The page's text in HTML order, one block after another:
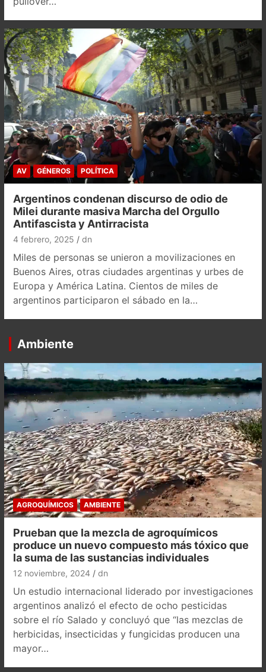
AV GÉNEROS POLÍTICA
Argentinos condenan discurso de odio de
Milei durante masiva Marcha del Orgullo
Antifascista y Antirracista
4 febrero, 2025 dn
Miles de personas se unieron a movilizaciones en
Buenos Aires, otras ciudades argentinas y urbes de
Europa y América Latina. Cientos de miles de
argentinos participaron el sábado en la…
Ambiente
AGROQUÍMICOS AMBIENTE
Prueban que la mezcla de agroquímicos
produce un nuevo compuesto más tóxico que
la suma de las sustancias individuales
12 noviembre, 2024 dn
Un estudio internacional liderado por investigaciones
argentinos analizó el efecto de ocho pesticidas
sobre el río Salado y concluyó que “las mezclas de
herbicidas, insecticidas y fungicidas producen una
mayor…